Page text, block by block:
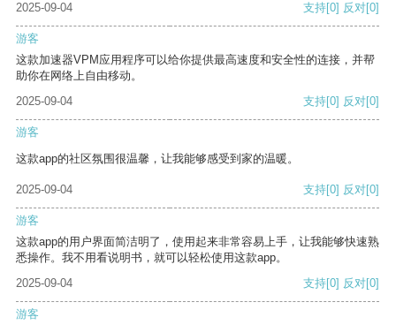
2025-09-04
支持[0] 反对[0]
游客
这款加速器VPM应用程序可以给你提供最高速度和安全性的连接，并帮
助你在网络上自由移动。
2025-09-04
支持[0] 反对[0]
游客
这款app的社区氛围很温馨，让我能够感受到家的温暖。
2025-09-04 支持[0] 反对[0]
游客
这款app的用户界面简洁明了，使用起来非常容易上手，让我能够快速熟
悉操作。我不用看说明书，就可以轻松使用这款app。
2025-09-04
支持[0] 反对[0]
游客